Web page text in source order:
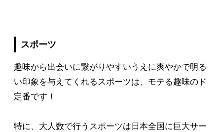
スポーツ
趣味から出会いに繋がりやすいうえに爽やかで明る
い印象を与えてくれるスポーツは、モテる趣味のド
定番です！
特に、大人数で行うスポーツは日本全国に巨大サー